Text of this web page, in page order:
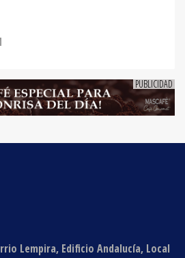
Lempira, Edificio Andalucía, Local